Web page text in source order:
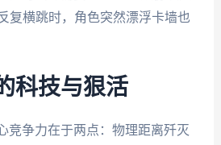
复横跳时，角色突然漂浮卡墙也
科技与狠活
竞争力在于两点：物理距离歼灭